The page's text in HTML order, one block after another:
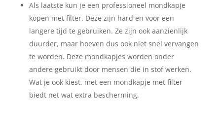
Als laatste kun je een professioneel mondkapje
kopen met filter. Deze zijn hard en voor een
langere tijd te gebruiken. Ze zijn ook aanzienlijk
duurder, maar hoeven dus ook niet snel vervangen
te worden. Deze mondkapjes worden onder
andere gebruikt door mensen die in stof werken.
Wat je ook kiest, met een mondkapje met filter
biedt net wat extra bescherming.